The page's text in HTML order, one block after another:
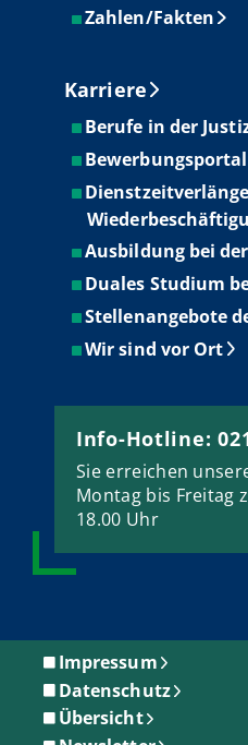
Zahlen/Fakten
Karriere
Berufe in der
Bewerbungsportal
Ausbildung bei
Duales Studium
Stellenangebote
Wir sind vor Ort
Info-Hotline:
Sie erreichen
Montag bis Freitag
18.00 Uhr
Impressum
Datenschutz
Übersicht